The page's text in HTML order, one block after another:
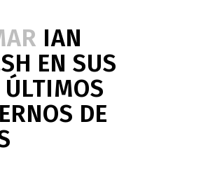
IAN
EN SUS
ÚLTIMOS
DE